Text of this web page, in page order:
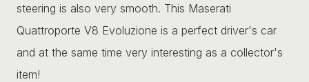
steering is also very smooth. This Maserati
Quattroporte V8 Evoluzione is a perfect driver's car
and at the same time very interesting as a collector's
item!